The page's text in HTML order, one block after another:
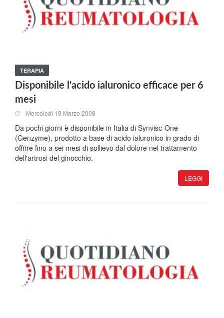
TERAPIA
Disponibile l'acido ialuronico efficace per 6
mesi
Mercoledi 19 Marzo 2008
Da pochi giorni è disponibile in Italia di Synvisc-One
(Genzyme), prodotto a base di acido ialuronico in grado di
offrire fino a sei mesi di sollievo dal dolore nel trattamento
dell'artrosi del ginocchio.
LEGGI